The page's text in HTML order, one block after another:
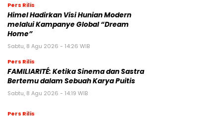
Pers Rilis
Himel Hadirkan Visi Hunian Modern
melalui Kampanye Global “Dream
Home”
Sabtu, 8 Agu 2026 - 14:26 WIB
Pers Rilis
FAMILIARITÉ: Ketika Sinema dan Sastra
Bertemu dalam Sebuah Karya Puitis
Sabtu, 8 Agu 2026 - 14:19 WIB
Pers Rilis